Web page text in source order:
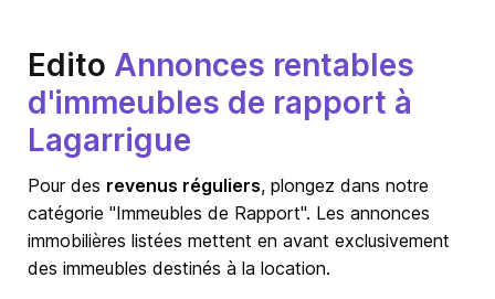
Edito Annonces rentables
d'immeubles de rapport à
Lagarrigue
Pour des revenus réguliers, plongez dans notre
catégorie "Immeubles de Rapport". Les annonces
immobilières listées mettent en avant exclusivement
des immeubles destinés à la location.